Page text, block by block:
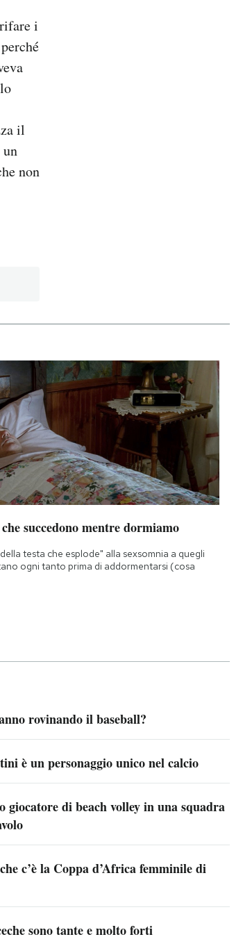
i
il
non
succedono mentre dormiamo
testa che esplode" alla sexsomnia a quegli
ogni tanto prima di addormentarsi (cosa
rovinando il baseball?
è un personaggio unico nel calcio
giocatore di beach volley in una squadra
c’è la Coppa d’Africa femminile di
sono tante e molto forti